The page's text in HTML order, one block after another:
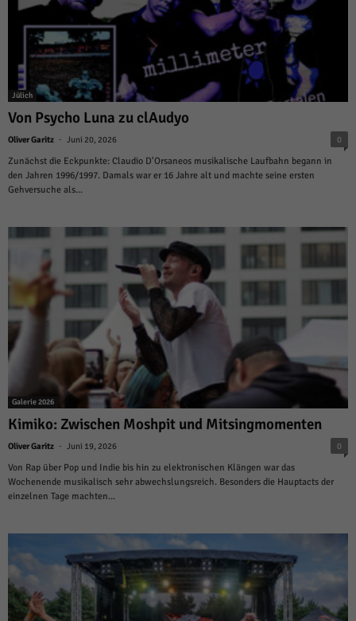
Jülich
Von Psycho Luna zu clAudyo
Oliver Garitz - Juni 20, 2026 0
Zunächst die Eckpunkte: Claudio D'Orsaneos musikalische Laufbahn begann in
den Jahren 1996/1997. Damals war er 16 Jahre alt und machte seine ersten
Gehversuche als...
Galerie 2026
Kimiko: Zwischen Moshpit und Mitsingmomenten
Oliver Garitz - Juni 19, 2026 0
Von Rap über Pop und Indie bis hin zu elektronischen Klängen war das
Wochenende musikalisch sehr abwechslungsreich. Besonders die Hauptacts der
einzelnen Tage machten...